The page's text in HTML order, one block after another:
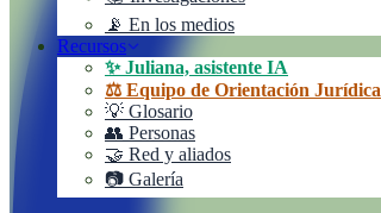
📡 En los medios
Recursos
✨ Juliana, asistente IA
⚖️ Equipo de Orientación Jurídica
💡 Glosario
👥 Personas
🤝 Red y aliados
📷 Galería